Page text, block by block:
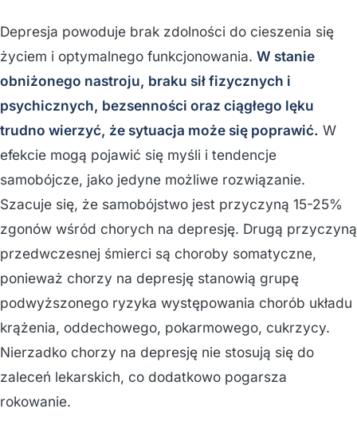
Depresja powoduje brak zdolności do cieszenia się
życiem i optymalnego funkcjonowania. W stanie
obniżonego nastroju, braku sił fizycznych i
psychicznych, bezsenności oraz ciągłego lęku
trudno wierzyć, że sytuacja może się poprawić. W
efekcie mogą pojawić się myśli i tendencje
samobójcze, jako jedyne możliwe rozwiązanie.
Szacuje się, że samobójstwo jest przyczyną 15-25%
zgonów wśród chorych na depresję. Drugą przyczyną
przedwczesnej śmierci są choroby somatyczne,
ponieważ chorzy na depresję stanowią grupę
podwyższonego ryzyka występowania chorób układu
krążenia, oddechowego, pokarmowego, cukrzycy.
Nierzadko chorzy na depresję nie stosują się do
zaleceń lekarskich, co dodatkowo pogarsza
rokowanie.